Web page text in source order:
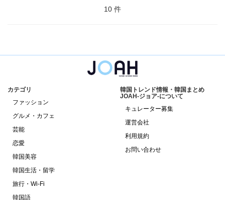
10 件
カテゴリ
ファッション
グルメ・カフェ
芸能
恋愛
韓国美容
韓国生活・留学
旅行・Wi-Fi
韓国語
韓国トレンド情報・韓国まとめ
JOAH-ジョア-について
キュレーター募集
運営会社
利用規約
お問い合わせ